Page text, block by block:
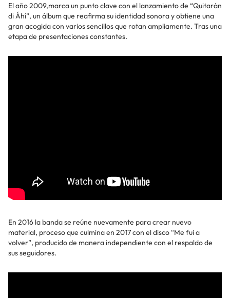
El año 2009,marca un punto clave con el lanzamiento de “Quitarán
di Áhí”, un álbum que reafirma su identidad sonora y obtiene una
gran acogida con varios sencillos que rotan ampliamente. Tras una
etapa de presentaciones constantes.
En 2016 la banda se reúne nuevamente para crear nuevo
material, proceso que culmina en 2017 con el disco “Me fui a
volver”, producido de manera independiente con el respaldo de
sus seguidores.